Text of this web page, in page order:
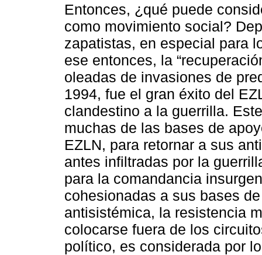
Entonces, ¿qué puede
como movimiento social?
zapatistas, en especial para
ese entonces, la
oleadas de invasiones de
1994, fue el gran éxito del
clandestino a la guerrilla.
muchas de las bases de
EZLN, para retornar a sus
antes infiltradas por la
para la comandancia
cohesionadas a sus bases
antisistémica, la resistencia
colocarse fuera de los
político, es considerada por